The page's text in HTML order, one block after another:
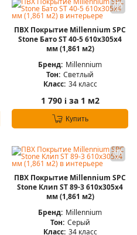
ПВХ Покрытие Millennium SPC
Stone Бато ST 40-5 610х305х4
мм (1,861 м2)
Бренд: Millennium
Тон: Светлый
Класс: 34 класс
1 790 iза 1 м2
Купить
ПВХ Покрытие Millennium SPC
Stone Клип ST 89-3 610х305х4
мм (1,861 м2)
Бренд: Millennium
Тон: Серый
Класс: 34 класс